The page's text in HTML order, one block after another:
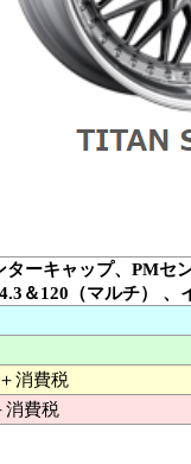
ターキャップ、PM
＆120（マルチ） 、
消費税
消費税